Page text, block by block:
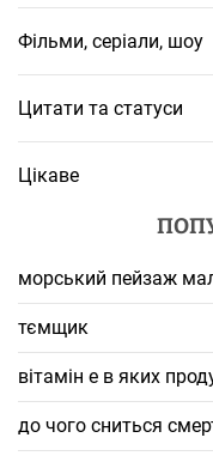
Фільми, серіали, шоу
Цитати та статуси
Цікаве
морський пейзаж
тємщик
вітамін е в яких
до чого сниться